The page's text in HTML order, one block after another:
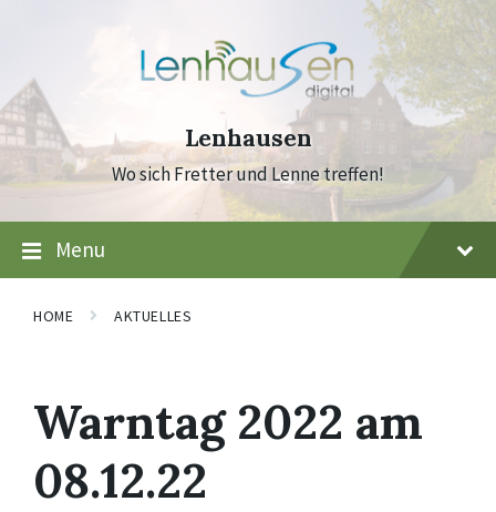
Lenhausen
Wo sich Fretter und Lenne treffen!
Menu
HOME AKTUELLES
Warntag 2022 am
08.12.22